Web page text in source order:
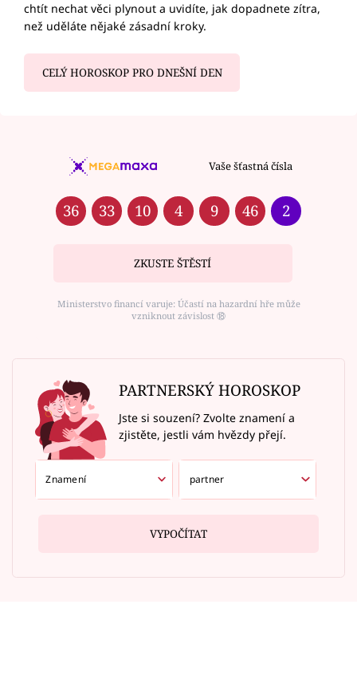
chtít nechat věci plynout a uvidíte, jak dopadnete zítra,
než uděláte nějaké zásadní kroky.
CELÝ HOROSKOP PRO DNEŠNÍ DEN
Vaše šťastná čísla
36 33 10 4 9 46 2
ZKUSTE ŠTĚSTÍ
Ministerstvo financí varuje: Účastí na hazardní hře může
vzniknout závislost ⑱
PARTNERSKÝ HOROSKOP
Jste si souzení? Zvolte znamení a
zjistěte, jestli vám hvězdy přejí.
VYPOČÍTAT